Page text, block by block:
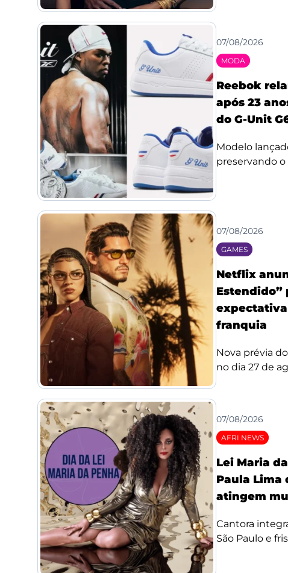
07/08/2026
MODA
Reebok
após 23
do G-Unit
Modelo
preservando o
07/08/2026
GAMES
Netflix
Estendido”
franquia
Nova prévia
no dia 27 de
07/08/2026
AFRI NEWS
Lei Maria
Paula Lima
atingem
Cantora
São Paulo e